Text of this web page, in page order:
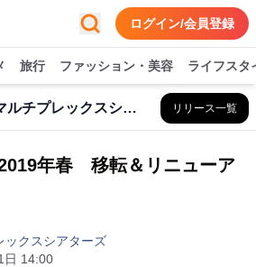
ログイン/会員登録
旅行 ファッション・美容 ライフスタ
株式会社松竹マルチプレックスシアターズ リリース一覧
年春 移転＆リニューア
ックスシアターズ
日 14:00